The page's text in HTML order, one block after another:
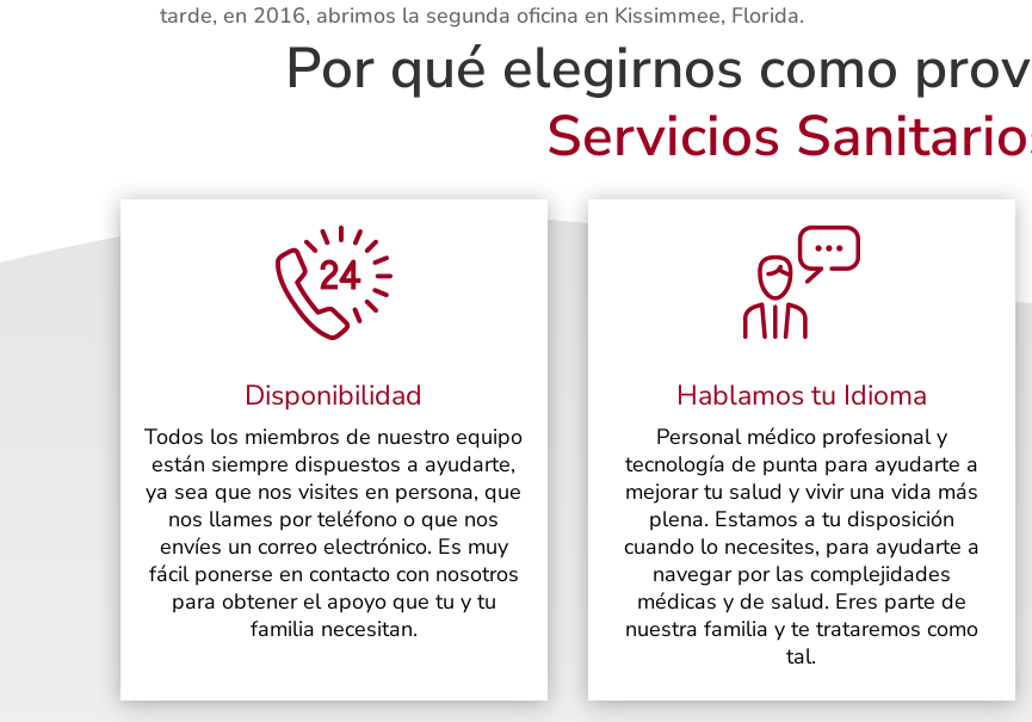
tarde, en 2016, abrimos la segunda oficina en Kissimmee, Florida.
Por qué elegirnos como
Servicios
Disponibilidad
Todos los miembros de nuestro equipo
están siempre dispuestos a ayudarte,
ya sea que nos visites en persona, que
nos llames por teléfono o que nos
envíes un correo electrónico. Es muy
fácil ponerse en contacto con nosotros
para obtener el apoyo que tu y tu
familia necesitan.
Hablamos tu Idioma
Personal médico profesional y
tecnología de punta para ayudarte a
mejorar tu salud y vivir una vida más
plena. Estamos a tu disposición
cuando lo necesites, para ayudarte a
navegar por las complejidades
médicas y de salud. Eres parte de
nuestra familia y te trataremos como
tal.